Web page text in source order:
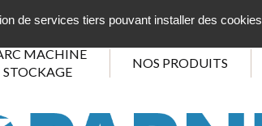
MACHINE
STOCKAGE
NOS PRODUITS
de services tiers pouvant installer des cookies